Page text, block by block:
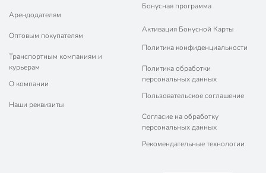
Арендодателям
Оптовым покупателям
Транспортным компаниям и
курьерам
О компании
Наши реквизиты
Бонусная программа
Активация Бонусной Карты
Политика конфиденциальности
Политика обработки
персональных данных
Пользовательское соглашение
Согласие на обработку
персональных данных
Рекомендательные технологии